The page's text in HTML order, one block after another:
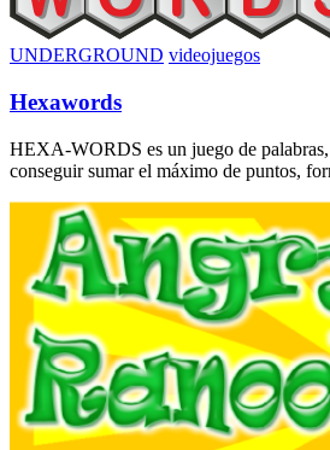
UNDERGROUND videojuegos
Hexawords
HEXA-WORDS es un juego de
conseguir sumar el máximo de puntos,